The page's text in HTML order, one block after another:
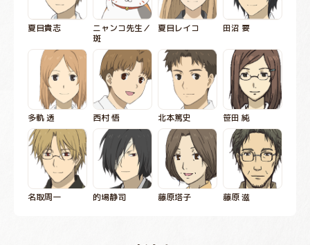
夏目貴志
ニャンコ先生／
斑
夏目レイコ 田沼 要
多軌 透 西村 悟 北本篤史 笹田 純
名取周一 的場静司 藤原塔子 藤原 滋